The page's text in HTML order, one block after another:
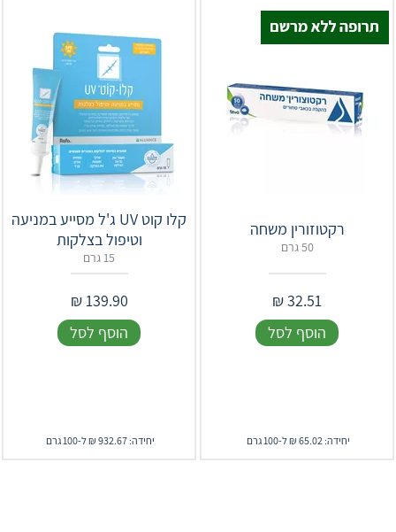
רקטוזורין משחה
50 גרם
32.51
₪
הוסף לסל
יחידה: 65.02 ₪ ל-100 גרם
קלו קוט UV ג'ל מסייע במניעה
וטיפול בצלקות
15 גרם
139.90
₪
הוסף לסל
יחידה: 932.67 ₪ ל-100 גרם